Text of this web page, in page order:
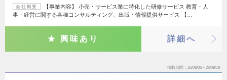
会社概要
【事業内容】 小売・サービス業に特化した研修サービス 教育・人
事・経営に関する各種コンサルティング、出版・情報提供サービス 【…
興味あり 詳細へ
掲載期間 26/08/06～26/08/19